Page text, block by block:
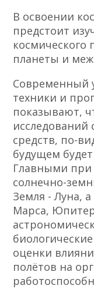
В освоении
предстоит
космического
планеты и
Современный
техники и
показывают,
средств, по-
будущем
Главными при
солнечно-
Земля - Луна,
Марса,
оценки
полётов на